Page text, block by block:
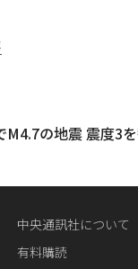
M4.7の地震 震度3
中央通訊社について
有料購読